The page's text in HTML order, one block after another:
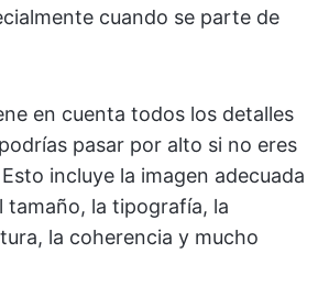
cuando se parte de
en cuenta todos los detalles
pasar por alto si no eres
incluye la imagen adecuada
tamaño, la tipografía, la
la coherencia y mucho